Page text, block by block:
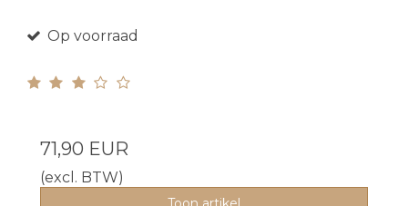
Op voorraad
71,90 EUR
(excl. BTW)